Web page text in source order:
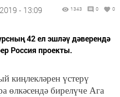
- 13:09 1343 0 0
42 ел эшләү дәверендә
Россия проекты.
киңлекләрен үстерү
өлкәсендә бирелүче Ага